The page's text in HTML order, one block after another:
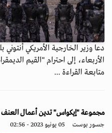
دعا وزير الخارجية الأمريكي
الأربعاء، إلى احترام "القيم
متابعة القراءة ...
مجموعة "إيكواس" تدين أعمال العنف
جسور بوست 05 يونيو 2023 - 02:56